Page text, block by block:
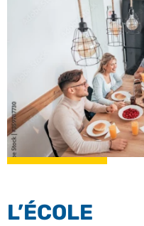
L’ÉCOLE